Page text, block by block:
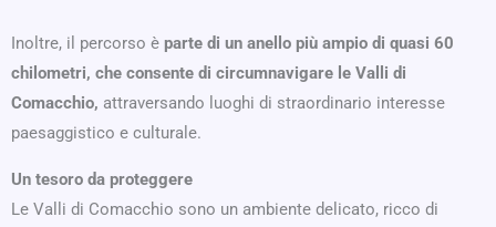
Inoltre, il percorso è parte di un anello più ampio di quasi 60
chilometri, che consente di circumnavigare le Valli di
Comacchio, attraversando luoghi di straordinario interesse
paesaggistico e culturale.
Un tesoro da proteggere
Le Valli di Comacchio sono un ambiente delicato, ricco di